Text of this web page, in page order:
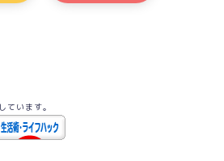
います。